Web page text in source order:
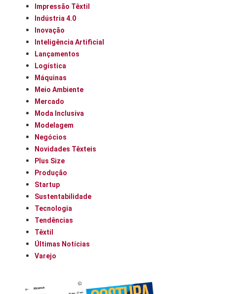
Impressão Têxtil
Indústria 4.0
Inovação
Inteligência Artificial
Lançamentos
Logística
Máquinas
Meio Ambiente
Mercado
Moda Inclusiva
Modelagem
Negócios
Novidades Têxteis
Plus Size
Produção
Startup
Sustentabilidade
Tecnologia
Tendências
Têxtil
Últimas Notícias
Varejo